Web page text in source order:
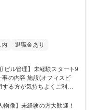
退職金あり
る方が気持ちよくご利用
環境を守っていただきま
！ ■建物内の巡
像】未経験の方大歓迎！